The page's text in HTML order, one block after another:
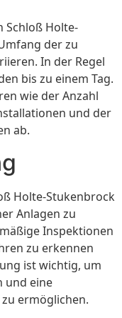
Schloß Holte-
der zu
In der Regel
bis zu einem Tag.
wie der Anzahl
und der
ab.
Holte-Stukenbrock
Anlagen zu
Inspektionen
zu erkennen
ist wichtig, um
und eine
ermöglichen.